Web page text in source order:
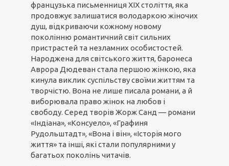
французька письменниця XIX століття, яка
продовжує залишатися володаркою жіночих
душ, відкриваючи кожному новому
поколінню романтичний світ сильних
пристрастей та незламних особистостей.
Народжена для світського життя, баронеса
Аврора Дюдеван стала першою жінкою, яка
кинула виклик суспільству своїми життям та
творчістю. Вона не лише писала романи, а й
виборювала право жінок на любов і
свободу. Серед творів Жорж Санд — романи
«Індіана», «Консуело», «Графиня
Рудольштадт», «Вона і він», «Історія мого
життя» та інші, які стали популярними у
багатьох поколінь читачів.